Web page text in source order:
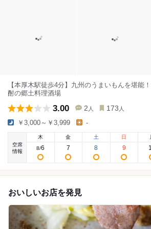
【本厚木駅徒歩4分】九州のうまいもんを堪能
酎の郷土料理酒場
3.00 2 人 173 人
￥3,000～￥3,999 -
空席
情報
木
8/6
金
7
土
8
日
9
おいしいお店を発見